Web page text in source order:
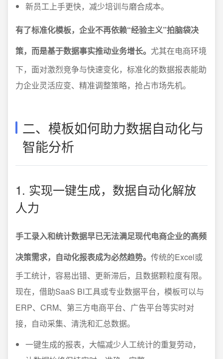
新员工上手更快，减少培训与磨合成本。
有了标准化模板，企业不再依赖“经验主义”拍脑袋决
策，而是基于数据事实推动业务增长。 尤其在电商环境
下，面对激烈竞争与快速变化，标准化的数据报表能助
力企业灵活应变、精准调整策略，抢占市场先机。
二、模板如何助力数据自动化与
智能分析
1. 实现一键生成，数据自动化解放
人力
手工录入和统计数据早已无法满足现代电商企业的高频
决策需求，自动化报表成为必然趋势。 传统的Excel或
手工统计，容易出错、更新滞后，且数据颗粒度有限。
现在，借助SaaS BI工具或专业数据平台，模板可以与
ERP、CRM、第三方电商平台、广告平台等实时对
接，自动采集、清洗和汇总数据。
一键生成的报表，大幅减少人工统计的重复劳动，